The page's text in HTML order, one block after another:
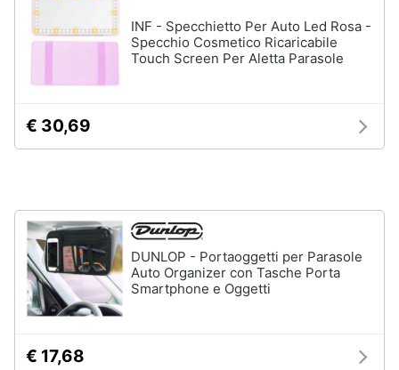
dvd
e
Promozioni
Assistenza
clienti
Esci
INF - Specchietto Per Auto Led Rosa -
Specchio Cosmetico Ricaricabile
Touch Screen Per Aletta Parasole
€ 30,69
DUNLOP - Portaoggetti per Parasole
Auto Organizer con Tasche Porta
Smartphone e Oggetti
€ 17,68